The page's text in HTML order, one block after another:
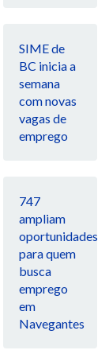
SIME de
BC inicia a
semana
com novas
vagas de
emprego
747
ampliam
oportunidades
para quem
busca
emprego
em
Navegantes